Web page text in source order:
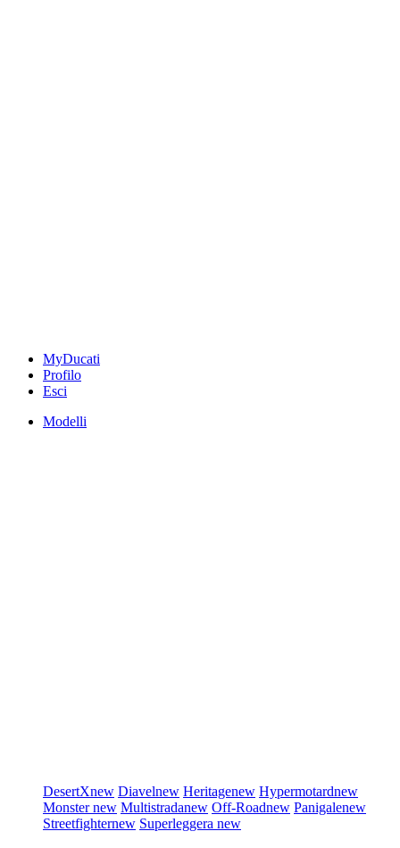
MyDucati
Profilo
Esci
Modelli
DesertXnew Diavelnew Heritagenew Hypermotardnew
Monsternew Multistradanew Off-Roadnew Panigalenew
Streetfighternew Superleggera new